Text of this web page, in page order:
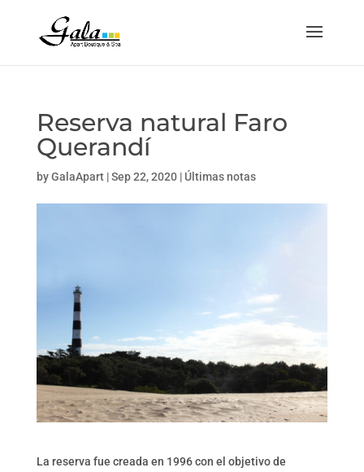
Reserva natural Faro
Querandí
byGalaApart|Sep 22, 2020| Últimas notas
La reserva fue creada en 1996 con el objetivo de